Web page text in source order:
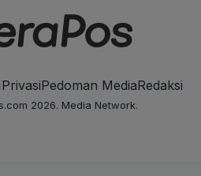
PrivasiPedoman MediaRedaksi
2026. Media Network.